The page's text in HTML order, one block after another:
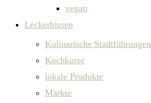
vegan
Leckerbissen
Kulinarische Stadtführungen
Kochkurse
lokale Produkte
Märkte